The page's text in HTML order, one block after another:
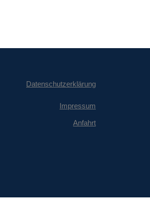
Datenschutzerklärung
Impressum
Anfahrt